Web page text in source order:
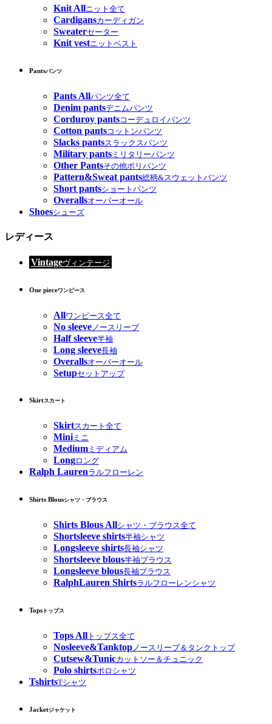
Knit Allニット全て
Cardigansカーディガン
Sweaterセーター
Knit vestニットベスト
Pantsパンツ
Pants Allパンツ全て
Denim pantsデニムパンツ
Corduroy pantsコーデュロイパンツ
Cotton pantsコットンパンツ
Slacks pantsスラックスパンツ
Military pants ミリタリーパンツ
Other Pantsその他ポリパンツ
Pattern&Sweat pants総柄&スウェットパンツ
Short pantsショートパンツ
Overallsオーバーオール
Shoesシューズ
レディース
Vintageヴィンテージ
One pieceワンピース
Allワンピース全て
No sleeve ノースリーブ
Half sleeve半袖
Long sleeve長袖
Overallsオーバーオール
Setupセットアップ
Skirtスカート
Skirtスカート全て
Miniミニ
Medium ミディアム
Longロング
Ralph Laurenラルフローレン
Shirts Blousシャツ・ブラウス
Shirts Blous Allシャツ・ブラウス全て
Shortsleeve shirts半袖シャツ
Longsleeve shirts長袖シャツ
Shortsleeve blous半袖ブラウス
Longsleeve blous長袖ブラウス
RalphLauren Shirtsラルフローレンシャツ
Tops トップス
Tops All トップス全て
Nosleeve&Tanktopノースリーブ＆タンクトップ
Cutsew&Tunicカットソー＆チュニック
Polo shirtsポロシャツ
TshirtsTシャツ
Jacketジャケット